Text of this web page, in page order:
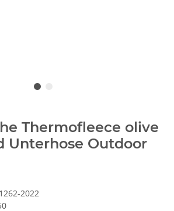
Thermofleece olive
Unterhose Outdoor
2022